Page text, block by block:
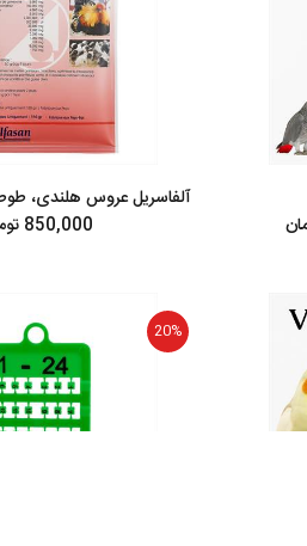
آلفاسریل عروس هلندی،
850,000 تومان
20%